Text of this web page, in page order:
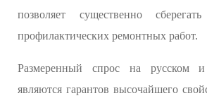
позволяет существенно
профилактических ремонтных работ.
Размеренный спрос на русском
являются гарантов высочайшего